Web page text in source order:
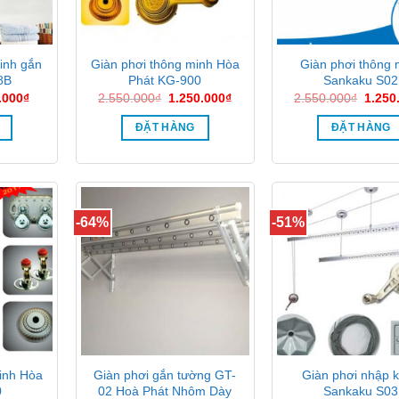
gắn
₫Giá
Giàn phơi thông minh Hòa
Phát KG-900
2.550.000₫ Giá
là:
2.550.000₫.
1.250.000₫Giá
ĐẶT HÀNG
Giàn phơi thông
Sankaku S02
2.550.000₫ Giá
là:
ĐẶT HÀNG
Hòa
-64%
Giàn phơi gắn tường GT-
02 Hoà Phát Nhôm Dày
-51%
Giàn phơi nhập
Sankaku S03